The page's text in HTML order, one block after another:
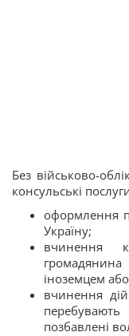
Без військово-
консульські
оформлення
Україну;
вчинення
іноземцем
вчинення
позбавлені